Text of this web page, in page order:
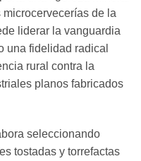
de la
liderar la vanguardia
una fidelidad radical
rural contra la
planos fabricados
seleccionando
tostadas y torrefactas